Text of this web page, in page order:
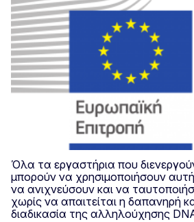
Όλα τα εργαστήρια που
μπορούν να χρησιμοποιήσουν
να ανιχνεύσουν και να
χωρίς να απαιτείται η δαπανηρή
διαδικασία της αλληλούχησης